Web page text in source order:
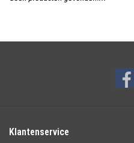
Cadeaubonnen
Klantenservice